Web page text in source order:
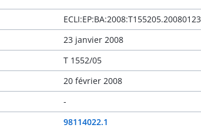
ECLI:EP:BA:2008:T155205.20080123
23 janvier 2008
T 1552/05
20 février 2008
-
98114022.1